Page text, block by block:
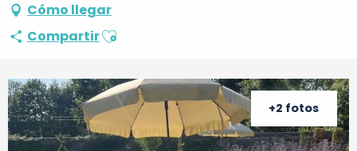
Cómo llegar
CompartirAjouter aux favoris
+2 fotos